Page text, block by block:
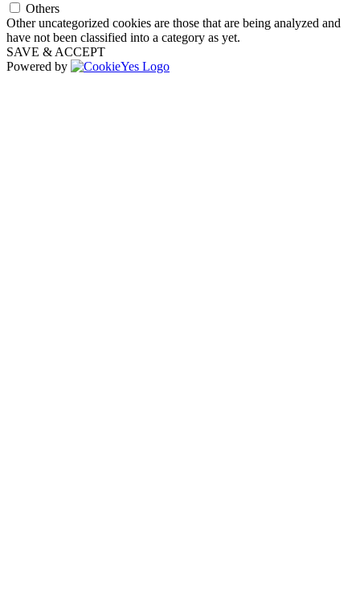
Others
Other uncategorized cookies are those that are being analyzed and
have not been classified into a category as yet.
SAVE & ACCEPT
Powered by